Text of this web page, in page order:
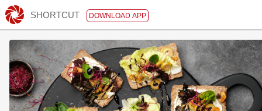
SHORTCUT DOWNLOAD APP